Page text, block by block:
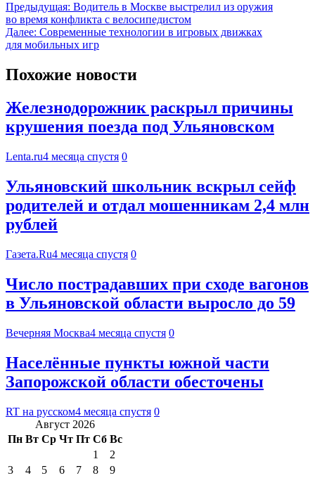
Предыдущая: Водитель в Москве выстрелил из оружия
во время конфликта с велосипедистом
Далее: Современные технологии в игровых движках
для мобильных игр
Похожие новости
Железнодорожник раскрыл причины
крушения поезда под Ульяновском
Lenta.ru4 месяца спустя 0
Ульяновский школьник вскрыл сейф
родителей и отдал мошенникам 2,4 млн
рублей
Газета.Ru4 месяца спустя 0
Число пострадавших при сходе вагонов
в Ульяновской области выросло до 59
Вечерняя Москва4 месяца спустя 0
Населённые пункты южной части
Запорожской области обесточены
RT на русском4 месяца спустя 0
Август 2026
Пн Вт Ср Чт Пт Сб Вс
1
2
3
4 5 6 7 8 9